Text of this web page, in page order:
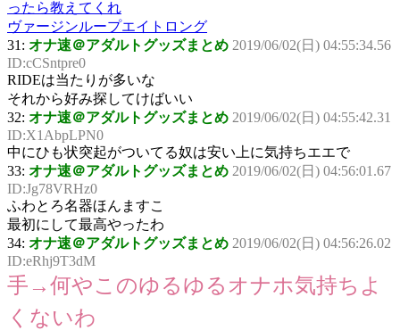
ヴァージンループエイトロング
31: オナ速＠アダルトグッズまとめ 2019/06/02(日) 04:55:34.56
ID:cCSntpre0
RIDEは当たりが多いな
それから好み探してけばいい
32: オナ速＠アダルトグッズまとめ 2019/06/02(日) 04:55:42.31
ID:X1AbpLPN0
中にひも状突起がついてる奴は安い上に気持ちエエで
33: オナ速＠アダルトグッズまとめ 2019/06/02(日) 04:56:01.67
ID:Jg78VRHz0
ふわとろ名器ほんますこ
最初にして最高やったわ
34: オナ速＠アダルトグッズまとめ 2019/06/02(日) 04:56:26.02
ID:eRhj9T3dM
手→何やこのゆるゆるオナホ気持ちよ
くないわ